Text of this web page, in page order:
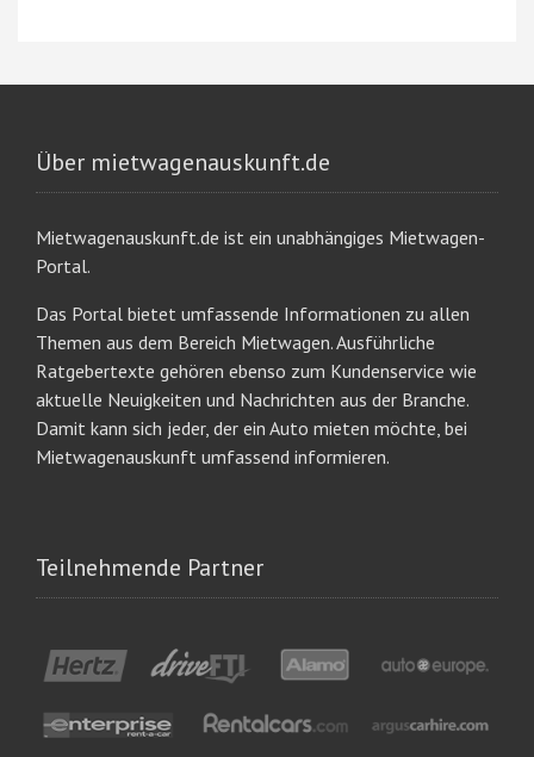
Über mietwagenauskunft.de
Mietwagenauskunft.de ist ein unabhängiges Mietwagen-
Portal.
Das Portal bietet umfassende Informationen zu allen
Themen aus dem Bereich Mietwagen. Ausführliche
Ratgebertexte gehören ebenso zum Kundenservice wie
aktuelle Neuigkeiten und Nachrichten aus der Branche.
Damit kann sich jeder, der ein Auto mieten möchte, bei
Mietwagenauskunft umfassend informieren.
Teilnehmende Partner